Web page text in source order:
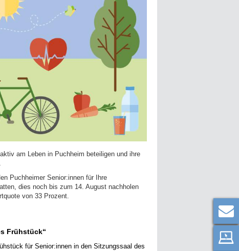
am Leben in Puchheim beteiligen und ihre
Puchheimer Senior:innen für Ihre
dies noch bis zum 14. August nachholen
von 33 Prozent.
Frühstück“
für Senior:innen in den Sitzungssaal des